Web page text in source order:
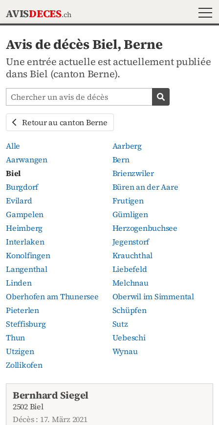
AVISDECES.ch
Avis de décès Biel, Berne
Une entrée actuelle est actuellement publiée
dans Biel (canton Berne).
Chercher les avis mortuaires
Chercher un
Retour au canton Berne
Alle
Aarberg
Aarwangen
Bern
Biel
Brienzwiler
Burgdorf
Büren an der Aare
Evilard
Frutigen
Gampelen
Gümligen
Heimberg
Herzogenbuchsee
Interlaken
Jegenstorf
Konolfingen
Krauchthal
Langenthal
Liebefeld
Linden
Melchnau
Oberhofen am Thunersee
Oberwil im Simmental
Pieterlen
Schüpfen
Steffisburg
Sutz
Thun
Uebeschi
Utzigen
Wynau
Zollikofen
Avis de décès actuels
Bernhard Siegel
2502 Biel
Décès : 17. März 2021